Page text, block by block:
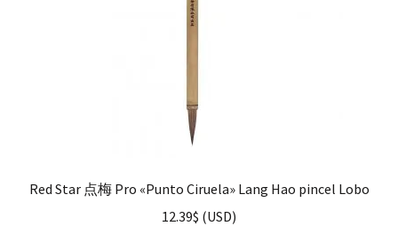
Red Star 点梅 Pro «Punto Ciruela» Lang Hao pincel Lobo
12.39$ (USD)